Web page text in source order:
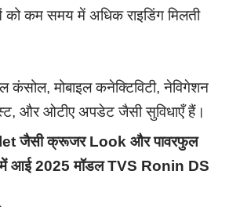
को कम समय में अधिक राइडिंग मिलती
कंसोल, मोबाइल कनेक्टिविटी, नेविगेशन
और ओटीए अपडेट जैसी सुविधाएँ हैं।
जैसी क्रूजर Look और पावरफुल
आई 2025 मॉडल TVS Ronin DS